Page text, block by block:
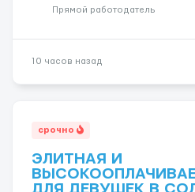
incall / Out...
Прямой работодатель
10 часов назад
срочно
ЭЛИТНАЯ И